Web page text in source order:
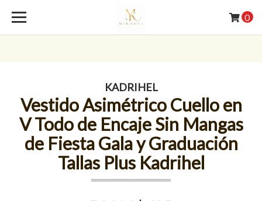
0
KADRIHEL
Vestido Asimétrico Cuello en
V Todo de Encaje Sin Mangas
de Fiesta Gala y Graduación
Tallas Plus Kadrihel